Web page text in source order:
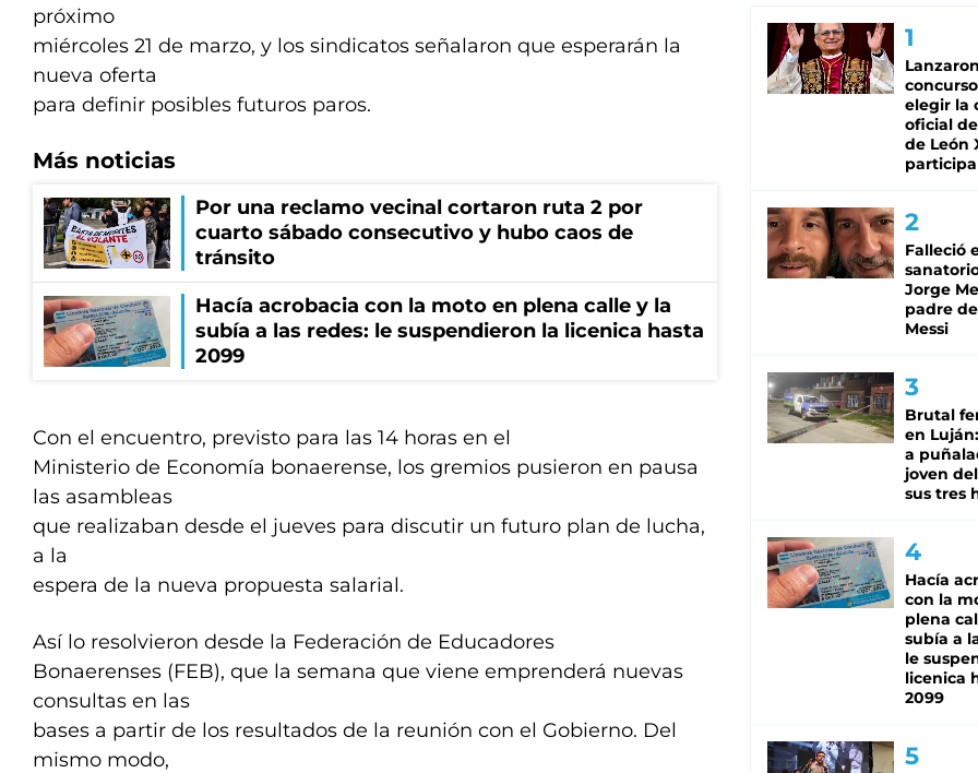
próximo
miércoles 21 de marzo, y los sindicatos señalaron que esperarán la
nueva oferta
para definir posibles futuros paros.
Más noticias
Por una reclamo vecinal cortaron ruta 2 por
cuarto sábado consecutivo y hubo caos de
tránsito
Hacía acrobacia con la moto en plena calle y la
subía a las redes: le suspendieron la licenica hasta
2099
Con el encuentro, previsto para las 14 horas en el
Ministerio de Economía bonaerense, los gremios pusieron en pausa
las asambleas
que realizaban desde el jueves para discutir un futuro plan de lucha,
a la
espera de la nueva propuesta salarial.
Así lo resolvieron desde la Federación de Educadores
Bonaerenses (FEB), que la semana que viene emprenderá nuevas
consultas en las
bases a partir de los resultados de la reunión con el Gobierno. Del
mismo modo,
elegir la
oficial
de León
Falleció
Jorge
padre
Messi
Brutal
en
a
joven
sus tres
Hacía
con la
plena
subía a
le
licenica
2099